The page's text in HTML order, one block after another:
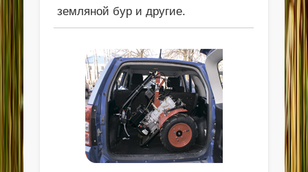
земляной бур и другие.